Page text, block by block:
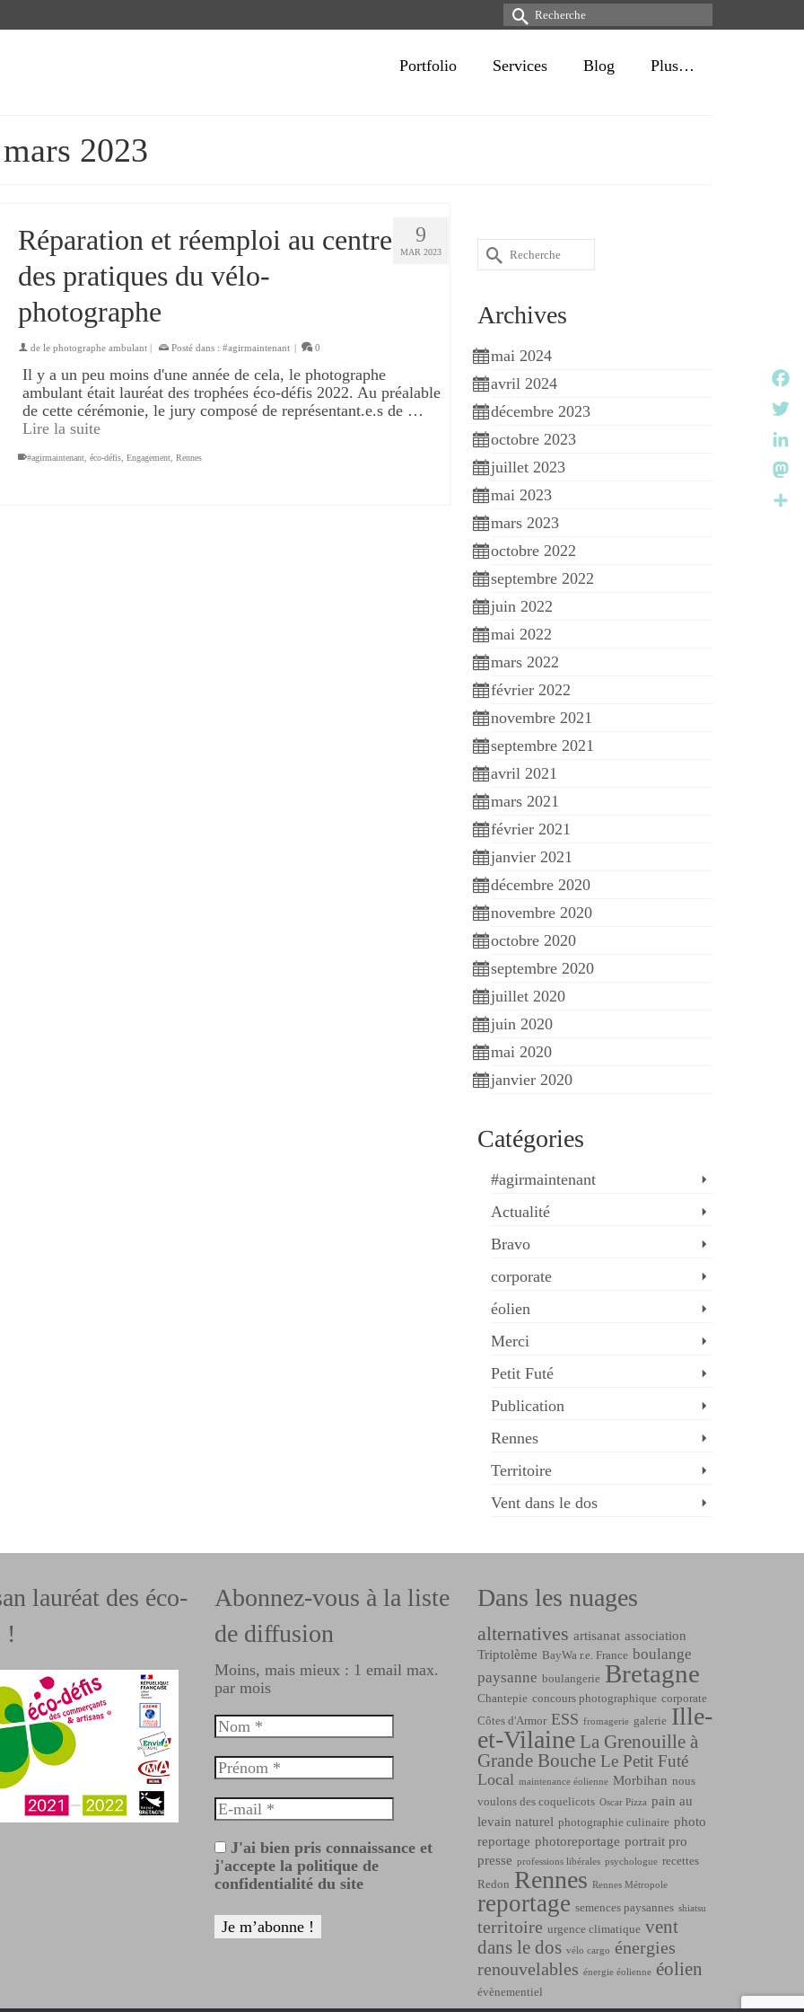
Rechercher :
Portfolio Services Blog Plus…
2023
9
MAR 2023
Réparation et réemploi au centre
des pratiques du vélo-
photographe
de le photographe ambulant | Posté dans : #agirmaintenant | 0
Il y a un peu moins d'une année de cela, le photographe
ambulant était lauréat des trophées éco-défis 2022. Au préalable
de cette cérémonie, le jury composé de représentant.e.s de …
Lire la suite
#agirmaintenant, éco-défis, Engagement, Rennes
R
e
e
c
h
e
r
:
Archives
mai 2024
avril 2024
décembre 2023
octobre 2023
juillet 2023
mai 2023
mars 2023
octobre 2022
septembre 2022
juin 2022
mai 2022
mars 2022
février 2022
novembre 2021
septembre 2021
avril 2021
mars 2021
février 2021
janvier 2021
décembre 2020
novembre 2020
octobre 2020
septembre 2020
juillet 2020
juin 2020
mai 2020
janvier 2020
Catégories
#agirmaintenant
Actualité
Bravo
corporate
éolien
Merci
Petit Futé
Publication
Rennes
Territoire
Vent dans le dos
lauréat des éco-
!
Abonnez-vous à la liste
de diffusion
Moins, mais mieux : 1 email max.
par mois
J'ai bien pris connaissance et
j'accepte la politique de
confidentialité du site
Dans les nuages
alternatives artisanat association
Triptolème BayWa r.e. France boulange
paysanne boulangerie Bretagne
Chantepie concours photographique corporate
Côtes d'Armor ESS fromagerie galerie Ille-
et-Vilaine La Grenouille à
Grande Bouche Le Petit Futé
Local maintenance éolienne Morbihan nous
voulons des coquelicots Oscar Pizza pain au
levain naturel photographie culinaire photo
reportage photoreportage portrait pro
presse professions libérales psychologue recettes
Redon Rennes Rennes Métropole
reportage semences paysannes shiatsu
territoire urgence climatique vent
dans le dos vélo cargo
énergies
renouvelables énergie éolienne éolien
évènementiel